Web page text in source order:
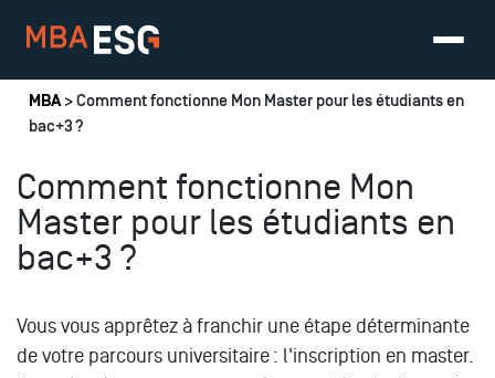
Vous êtes ici
MBA> Comment fonctionne Mon Master pour les étudiants en
bac+3 ?
Comment fonctionne Mon
Master pour les étudiants en
bac+3 ?
Vous vous apprêtez à franchir une étape déterminante
de votre parcours universitaire : l'inscription en master.